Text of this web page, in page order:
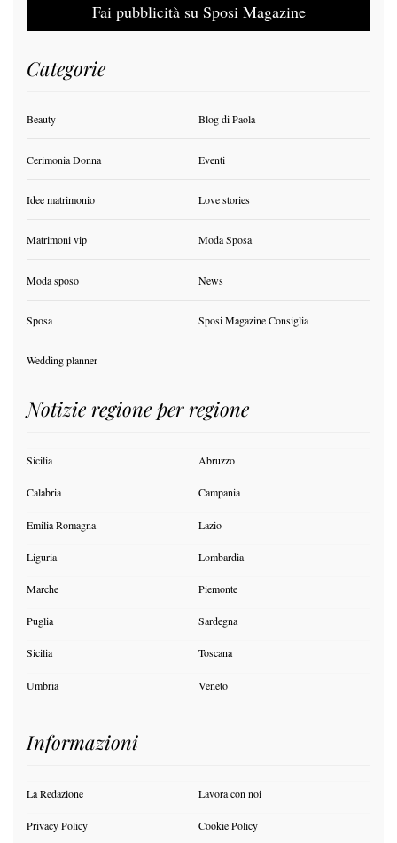
Fai pubblicità su Sposi Magazine
Categorie
Beauty Blog di Paola
Cerimonia Donna Eventi
Idee matrimonio Love stories
Matrimoni vip Moda Sposa
Moda sposo News
Sposa Sposi Magazine Consiglia
Wedding planner
Notizie regione per regione
Sicilia Abruzzo
Calabria Campania
Emilia Romagna Lazio
Liguria Lombardia
Marche Piemonte
Puglia Sardegna
Sicilia Toscana
Umbria Veneto
Informazioni
La Redazione Lavora con noi
Privacy Policy Cookie Policy